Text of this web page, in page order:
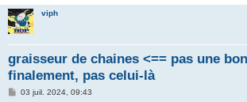
viph
graisseur de chaines <== pas une
finalement, pas celui-là
M03 juil. 2024, 09:43